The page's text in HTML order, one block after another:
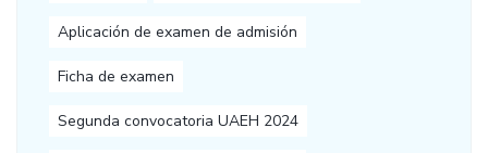
Aplicación de examen de admisión
Ficha de examen
Segunda convocatoria UAEH 2024